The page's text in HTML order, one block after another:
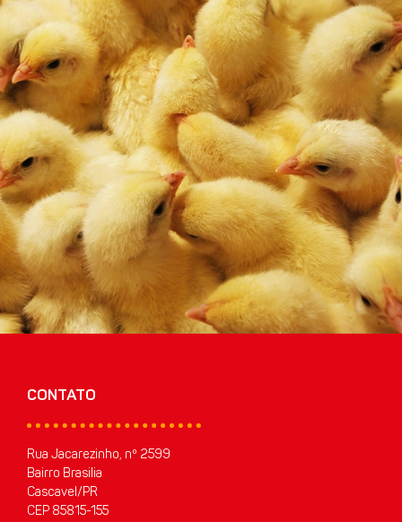
CONTATO
Rua Jacarezinho, nº 2599
Bairro Brasilia
Cascavel/PR
CEP 85815-155